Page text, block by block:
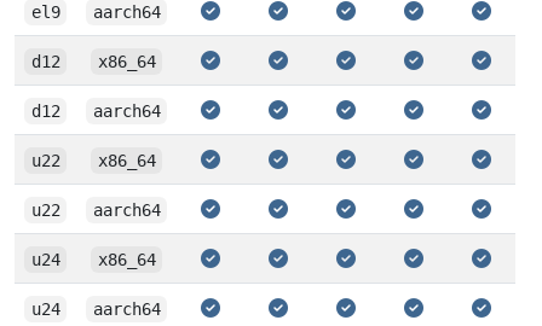
el9 aarch64
d12 x86_64
d12 aarch64
u22 x86_64
u22 aarch64
u24 x86_64
u24 aarch64